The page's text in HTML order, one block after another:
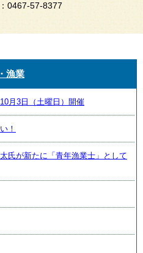
0467-57-8377
漁業
月3日（土曜日）開催
！
氏が新たに「青年漁業士」として